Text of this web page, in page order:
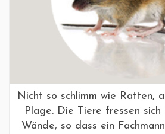
Nicht so schlimm wie Ratten,
Plage. Die Tiere fressen sich
Wände, so dass ein